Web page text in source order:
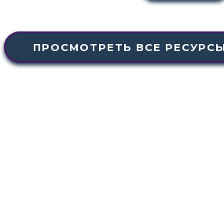
ПРОСМОТРЕТЬ ВСЕ